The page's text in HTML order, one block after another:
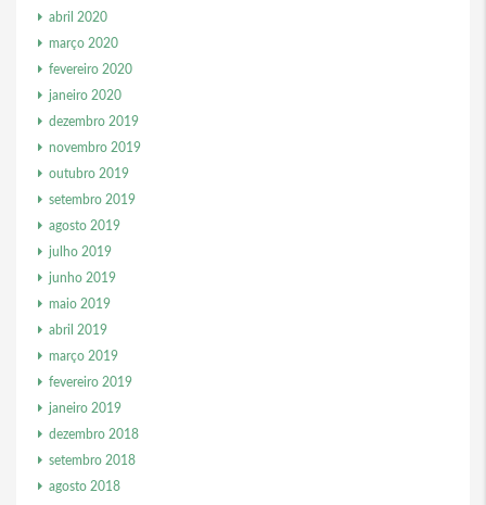
abril 2020
março 2020
fevereiro 2020
janeiro 2020
dezembro 2019
novembro 2019
outubro 2019
setembro 2019
agosto 2019
julho 2019
junho 2019
maio 2019
abril 2019
março 2019
fevereiro 2019
janeiro 2019
dezembro 2018
setembro 2018
agosto 2018